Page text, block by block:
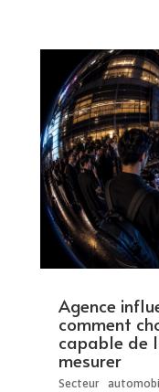
Agence
comment
capable de
mesurer
Secteur